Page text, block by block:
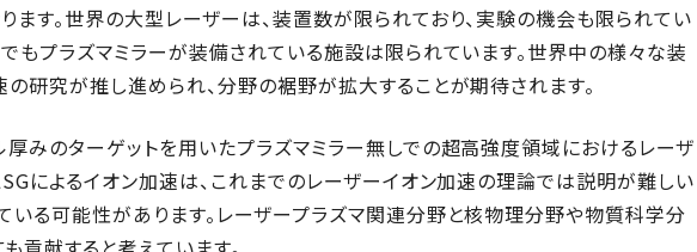
ます。世界の大型レーザーは、装置数が限られており、実験の機会も限られてい
でもプラズマミラーが装備されている施設は限られています。世界中の様々な装
の研究が推し進められ、分野の裾野が拡大することが期待されます。
厚みのターゲットを用いたプラズマミラー無しでの超高強度領域におけるレーザ
によるイオン加速は、これまでのレーザーイオン加速の理論では説明が難しい
いる可能性があります。レーザープラズマ関連分野と核物理分野や物質科学分